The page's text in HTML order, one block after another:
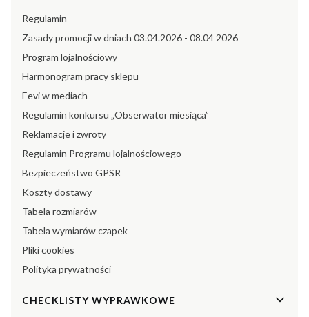
Regulamin
Zasady promocji w dniach 03.04.2026 - 08.04 2026
Program lojalnościowy
Harmonogram pracy sklepu
Eevi w mediach
Regulamin konkursu „Obserwator miesiąca”
Reklamacje i zwroty
Regulamin Programu lojalnościowego
Bezpieczeństwo GPSR
Koszty dostawy
Tabela rozmiarów
Tabela wymiarów czapek
Pliki cookies
Polityka prywatności
CHECKLISTY WYPRAWKOWE